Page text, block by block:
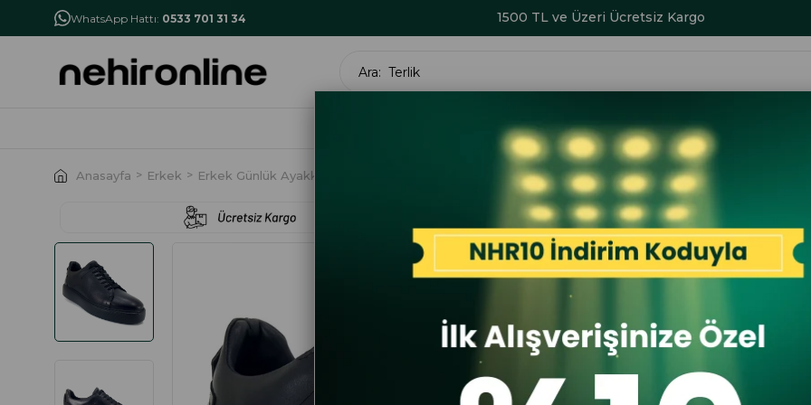
WhatsApp Hattı: 0533 701 31 34
İlk Alışverişe Özel İndirim NHR10 1500 TL ve Üzeri Ücretsiz Kargo
ERKEK ÇOCUK AKSESUAR SERİ SONU
Anasayfa Erkek Erkek Günlük Ayakkabı Greyder 75162 Erkek Sneaker Ayakkabı Siyah
Greyder
Greyder
İlk
İlk